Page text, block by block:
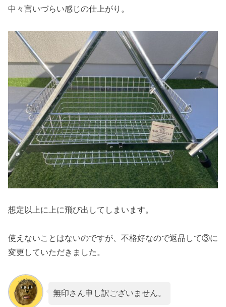
中々言いづらい感じの仕上がり。
想定以上に上に飛び出してしまいます。
使えないことはないのですが、不格好なので返品して③に
変更していただきました。
無印さん申し訳ございません。